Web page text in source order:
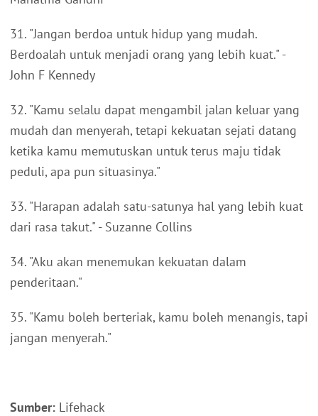
31. "Jangan berdoa untuk hidup yang mudah.
Berdoalah untuk menjadi orang yang lebih kuat." -
John F Kennedy
32. "Kamu selalu dapat mengambil jalan keluar yang
mudah dan menyerah, tetapi kekuatan sejati datang
ketika kamu memutuskan untuk terus maju tidak
peduli, apa pun situasinya."
33. "Harapan adalah satu-satunya hal yang lebih kuat
dari rasa takut." - Suzanne Collins
34. "Aku akan menemukan kekuatan dalam
penderitaan."
35. "Kamu boleh berteriak, kamu boleh menangis, tapi
jangan menyerah."
Sumber: Lifehack